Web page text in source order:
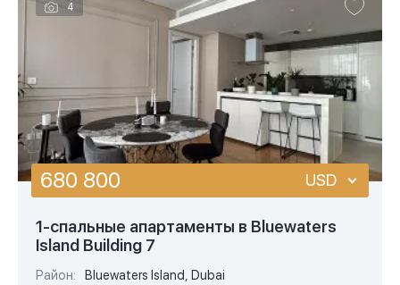
4
1-спальные апартаменты в Bluewaters
Island Building 7
Район:
Bluewaters Island, Dubai
680 800 USD